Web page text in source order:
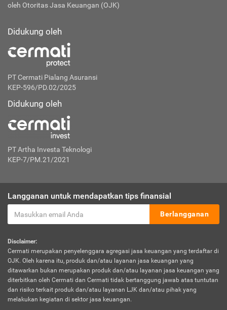
oleh Otoritas Jasa Keuangan (OJK)
Didukung oleh
PT Cermati Pialang Asuransi
KEP-596/PD.02/2025
Didukung oleh
PT Artha Investa Teknologi
KEP-7/PM.21/2021
Langganan untuk mendapatkan tips finansial
Berlangganan
Disclaimer:
Cermati merupakan penyelenggara agregasi jasa keuangan yang terdaftar di
OJK. Oleh karena itu, produk dan/atau layanan jasa keuangan yang
ditawarkan bukan merupakan produk dan/atau layanan jasa keuangan yang
diterbitkan oleh Cermati dan Cermati tidak bertanggung jawab atas tuntutan
dan risiko terkait produk dan/atau layanan LJK dan/atau pihak yang
melakukan kegiatan di sektor jasa keuangan.